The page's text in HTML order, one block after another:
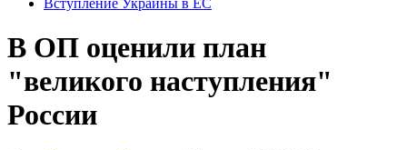
Вступление Украины в ЕС
В ОП оценили план
"великого наступления"
России